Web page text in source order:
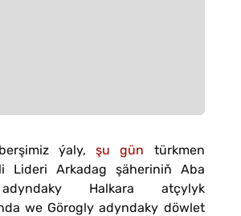
ýaly,şu gün türkmen
Lideri Arkadag şäheriniň Aba
Halkara atçylyk
we Görogly adyndaky döwlet